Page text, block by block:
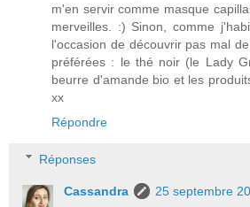
m'en servir comme masque
merveilles. :) Sinon, comme
l'occasion de découvrir pas mal
préférées : le thé noir (le Lady
beurre d'amande bio et les
xx
Répondre
Réponses
Cassandra
25 septembre